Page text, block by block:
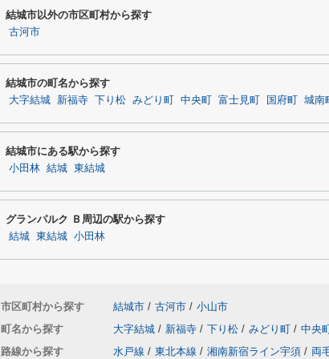
結城市以外の市区町村から探す
古河市
結城市の町名から探す
大字結城 新福寺 下り松 みどり町 中央町 富士見町 国府町 城南町
結城市にある駅から探す
小田林 結城 東結城
グランパルク Ｂ周辺の駅から探す
結城 東結城 小田林
市区町村から探す 結城市 / 古河市 / 小山市
町名から探す
大字結城 / 新福寺 / 下り松 / みどり町 / 中央
路線から探す
水戸線 / 東北本線 / 湘南新宿ライン宇須 / 両